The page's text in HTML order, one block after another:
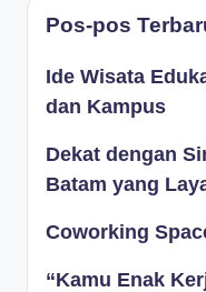
Pos-pos
Ide Wisata
dan Kampus
Dekat dengan
Batam yang
Coworking
“Kamu Enak